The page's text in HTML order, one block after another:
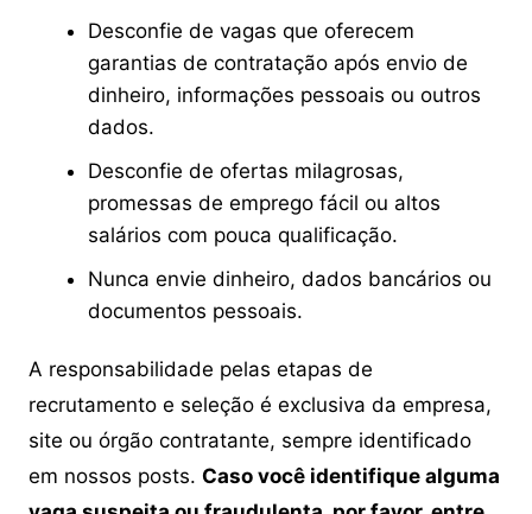
Desconfie de vagas que oferecem
garantias de contratação após envio de
dinheiro, informações pessoais ou outros
dados.
Desconfie de ofertas milagrosas,
promessas de emprego fácil ou altos
salários com pouca qualificação.
Nunca envie dinheiro, dados bancários ou
documentos pessoais.
A responsabilidade pelas etapas de
recrutamento e seleção é exclusiva da empresa,
site ou órgão contratante, sempre identificado
em nossos posts. Caso você identifique alguma